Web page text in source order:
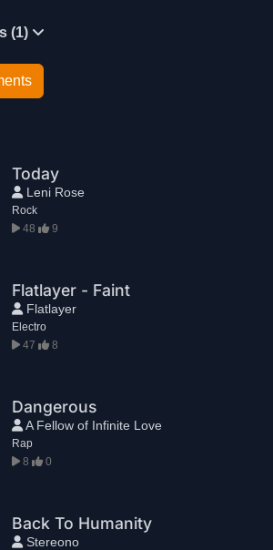
(1)
Today
Leni Rose
Rock
48
9
Flatlayer - Faint
Flatlayer
Electro
47
8
Dangerous
A Fellow of Infinite Love
Rap
8
0
Back To Humanity
Stereono